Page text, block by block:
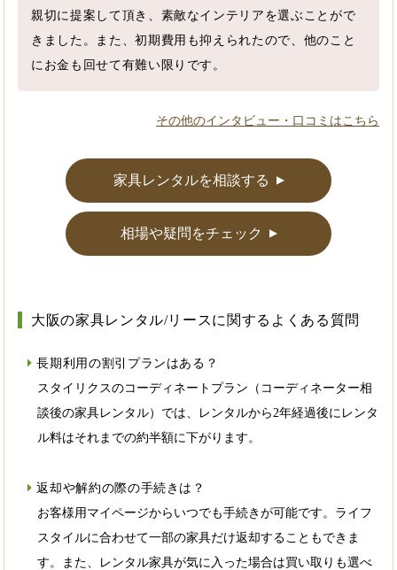
親切に提案して頂き、素敵なインテリアを選ぶことがで
きました。また、初期費用も抑えられたので、他のこと
にお金も回せて有難い限りです。
その他のインタビュー・口コミはこちら
家具レンタルを相談する ▲
相場や疑問をチェック ▲
大阪の家具レンタル/リースに関するよくある質問
長期利用の割引プランはある？
スタイリクスのコーディネートプラン（コーディネーター相
談後の家具レンタル）では、レンタルから2年経過後にレンタ
ル料はそれまでの約半額に下がります。
返却や解約の際の手続きは？
お客様用マイページからいつでも手続きが可能です。ライフ
スタイルに合わせて一部の家具だけ返却することもできま
す。また、レンタル家具が気に入った場合は買い取りも選べ